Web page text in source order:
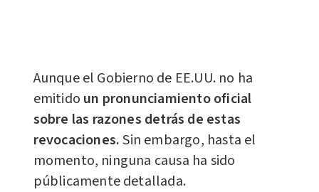
Aunque el Gobierno de EE.UU. no ha
emitido un pronunciamiento oficial
sobre las razones detrás de estas
revocaciones.Sin embargo, hasta el
momento, ninguna causa ha sido
públicamente detallada.